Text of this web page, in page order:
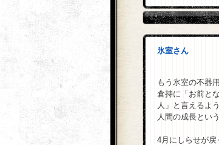
氷室さん
もう氷室の不器
倉持に「お前と
人」と言えるよ
人間の成長とい
4月にしらせが戻